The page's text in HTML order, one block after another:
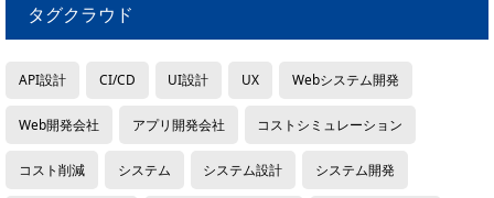
タグクラウド
API設計 CI/CD UI設計 UX Webシステム開発
Web開発会社 アプリ開発会社 コストシミュレーション
コスト削減 システム システム設計 システム開発